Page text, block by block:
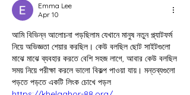
Emma Lee
Apr 10
আমি বিভিন্ন আলোচনা পড়ছিলাম যেখানে মানুষ নতুন প্ল্যাটফর্ম
নিয়ে অভিজ্ঞতা শেয়ার করছিল। কেউ বলছিল ছোট সাইটগুলো
মাঝে মাঝে ব্যবহার করতে বেশি সহজ লাগে, আবার কেউ বলছিল
সময় নিয়ে পরীক্ষা করলে ভালো বিকল্প পাওয়া যায়। মন্তব্যগুলো